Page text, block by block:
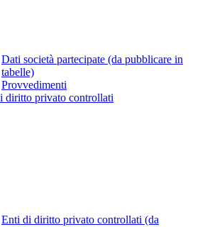
Dati società partecipate (da pubblicare in
tabelle)
Provvedimenti
diritto privato controllati
Enti di diritto privato controllati (da